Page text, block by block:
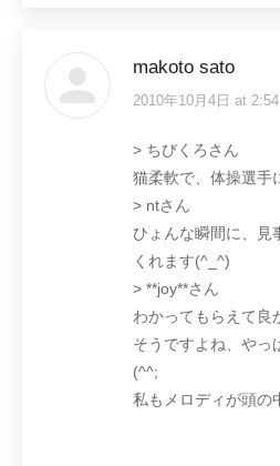
makoto sato
says:
2010年10月4日 at
> ちびくろさん
猫柔軟で、体操選手
> ntさん
ひょんな瞬間に、見
くれます(^_^)
> **joy**さん
わかってもらえて良
そうですよね、やっ
(^^;
私もメロディが頭の